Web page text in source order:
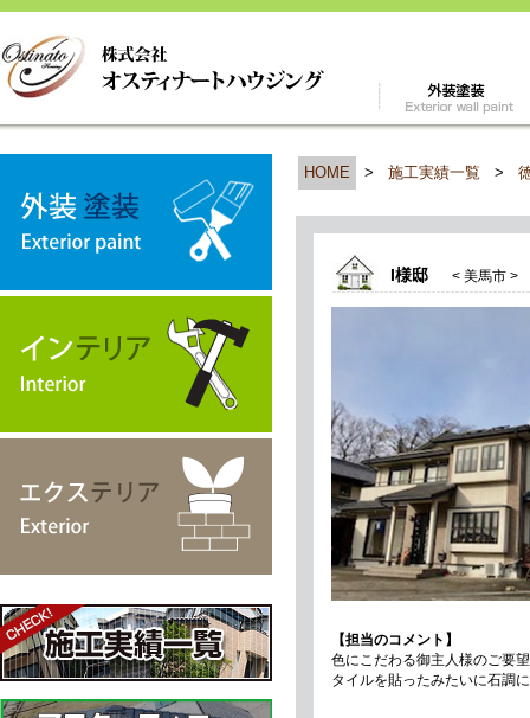
HOME > 施工実績一覧 >
I様邸 < 美馬市 >
【担当のコメント】
色にこだわる御主人様のご要
タイルを貼ったみたいに石調